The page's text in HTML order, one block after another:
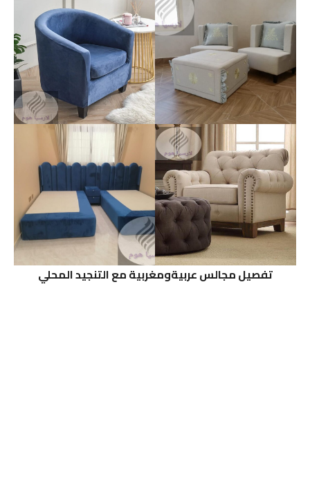
تفصيل مجالس عربيةومغربية مع التنجيد المحلي